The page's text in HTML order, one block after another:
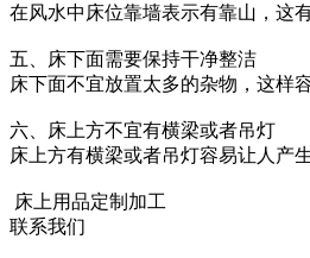
在风水中床位靠墙表示有靠山，这
五、床下面需要保持干净整洁
床下面不宜放置太多的杂物，这样
六、床上方不宜有横梁或者吊灯
床上方有横梁或者吊灯容易让人产
床上用品定制加工
联系我们